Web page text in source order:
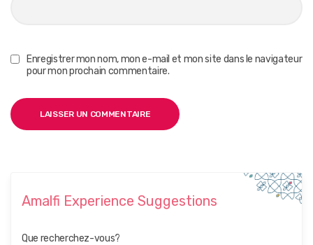
Enregistrer mon nom, mon e-mail et mon site dans le navigateur
pour mon prochain commentaire.
Amalfi Experience Suggestions
Que recherchez-vous?